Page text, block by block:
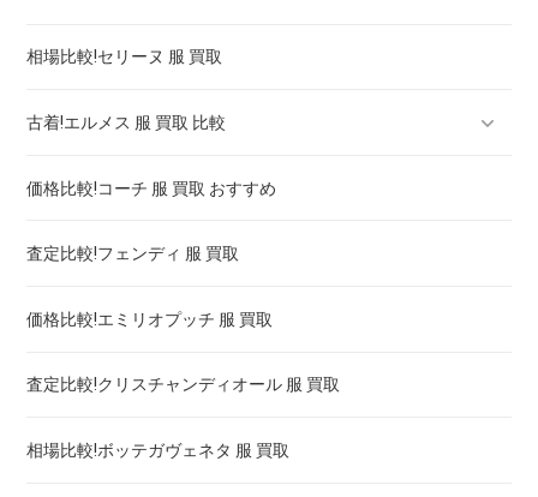
相場比較!セリーヌ 服 買取
古着!エルメス 服 買取 比較
エルメス バーキン・ケリー 買取 比較 ! 高く売るには
エルメス 時計 ケリー 買取 ! 高く売るには
エルメス 時計 クリッパー 買取価格
エルメス hウォッチ 買取 ! 高く売るには
エルメス ケープコッド 買取 ! 高く売るには
価格比較!コーチ 服 買取 おすすめ
査定比較!フェンディ 服 買取
価格比較!エミリオプッチ 服 買取
査定比較!クリスチャンディオール 服 買取
相場比較!ボッテガヴェネタ 服 買取